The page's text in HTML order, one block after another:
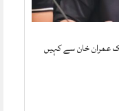
عمران خان سے کہیں